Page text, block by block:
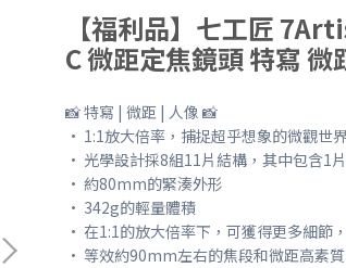
【福利品】七工匠
C 微距定焦鏡頭 特寫 微
📸 特寫 | 微距 | 人像 📸
• 1:1放大倍率，捕捉超乎想象的微觀世
• 光學設計採8組11片結構，其中包含1
• 約80mm的緊湊外形
• 342g的輕量體積
• 在1:1的放大倍率下，可獲得更多細節
• 等效約90mm左右的焦段和微距高素